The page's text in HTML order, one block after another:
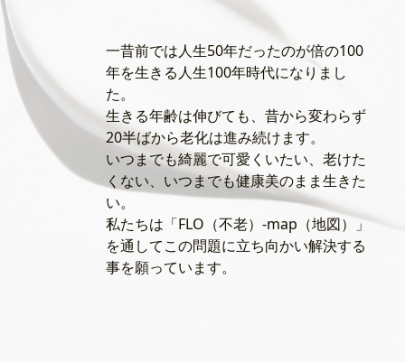
一昔前では人生50年だったのが倍の100
年を生きる人生100年時代になりまし
た。
生きる年齢は伸びても、昔から変わらず
20半ばから老化は進み続けます。
いつまでも綺麗で可愛くいたい、老けた
くない、いつまでも健康美のまま生きた
い。
私たちは「FLO（不老）-map（地図）」
を通してこの問題に立ち向かい解決する
事を願っています。